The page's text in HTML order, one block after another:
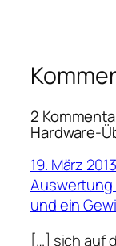
2
Hardware-
19. März 2013
Auswertung
und ein
[…] sich auf